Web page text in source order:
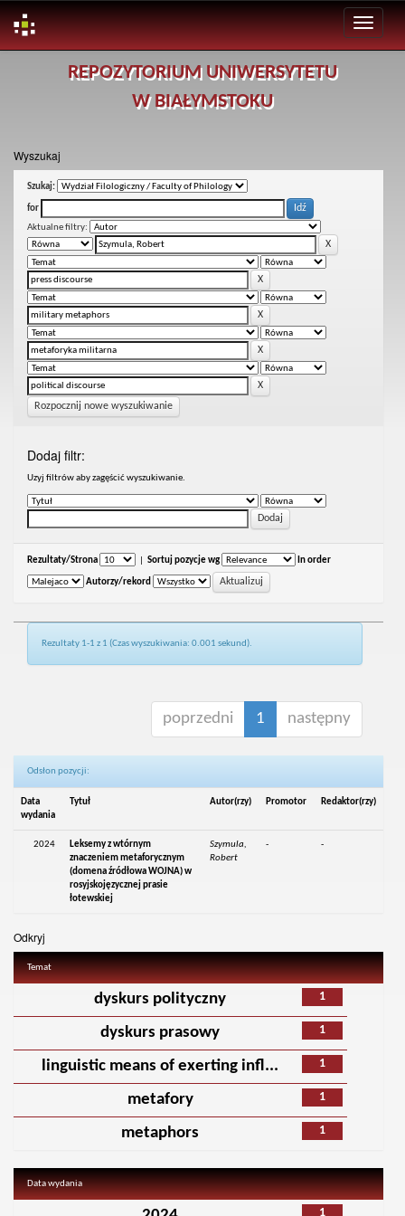
REPOZYTORIUM UNIWERSYTETU
W BIAŁYMSTOKU
Wyszukaj
Szukaj:
for
Aktualne filtry:
Rozpocznij nowe wyszukiwanie
Dodaj filtr:
Uzyj filtrów aby zagęścić wyszukiwanie.
Rezultaty/Strona Sortuj pozycje wg In order
Autorzy/rekord
Rezultaty 1-1 z 1 (Czas wyszukiwania: 0.001 sekund).
poprzedni 1 następny
Odsłon pozycji:
Data
wydania
Tytuł Autor(rzy) Promotor Redaktor(rzy)
2024
Leksemy z wtórnym
znaczeniem metaforycznym
(domena źródłowa WOJNA) w
rosyjskojęzycznej prasie
łotewskiej
Szymula,
Robert
- -
Odkryj
Temat
1
dyskurs polityczny
1
dyskurs prasowy
1
linguistic means of exerting infl...
1
metafory
1
metaphors
Data wydania
1